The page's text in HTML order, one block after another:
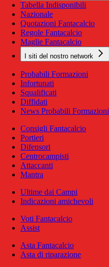
Tabella Indisponibili
Nazionale
Quotazioni Fantacalcio
Regole Fantacalcio
Maglie Fantacalcio
I siti del nostro network
Probabili Formazioni
Infortunati
Squalificati
Diffidati
News Probabili Formazioni
Consigli Fantacalcio
Portieri
Difensori
Centrocampisti
Attaccanti
Mantra
Ultime dai Campi
Indicazioni amichevoli
Voti Fantacalcio
Assist
Asta Fantacalcio
Asta di riparazione